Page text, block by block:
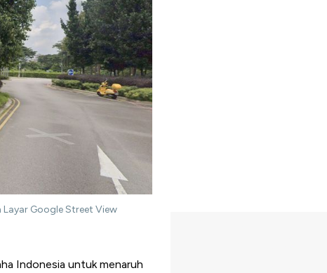
Google Street View
Indonesia untuk menaruh